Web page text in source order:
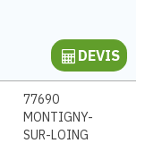
DEVIS
77690
MONTIGNY-
SUR-LOING